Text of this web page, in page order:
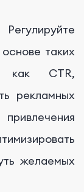
таких
как CTR,
рекламных
желаемых